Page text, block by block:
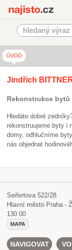
ÚVOD
Jindřich
Rekonstrukce bytů
Hledáte dobré
rekonstruujeme byty i
domy, odhlučníme
nás objednat
Seifertova 522/28
Hlavní město Praha -
130 00
MAPA
NAVIGOVAT